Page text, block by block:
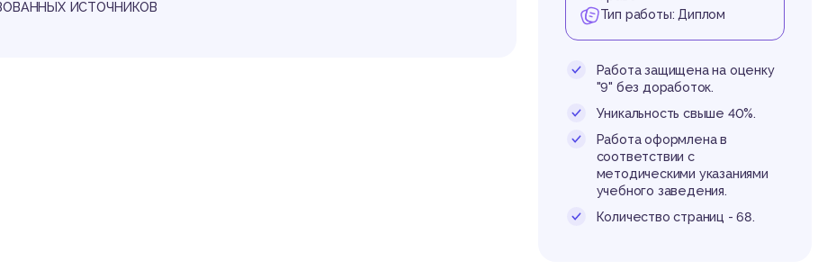
ИСТОЧНИКОВ
Тип работы: Диплом
Работа защищена на оценку
"9" без доработок.
Уникальность свыше 40%.
Работа оформлена в
соответствии с
методическими указаниями
учебного заведения.
Количество страниц - 68.